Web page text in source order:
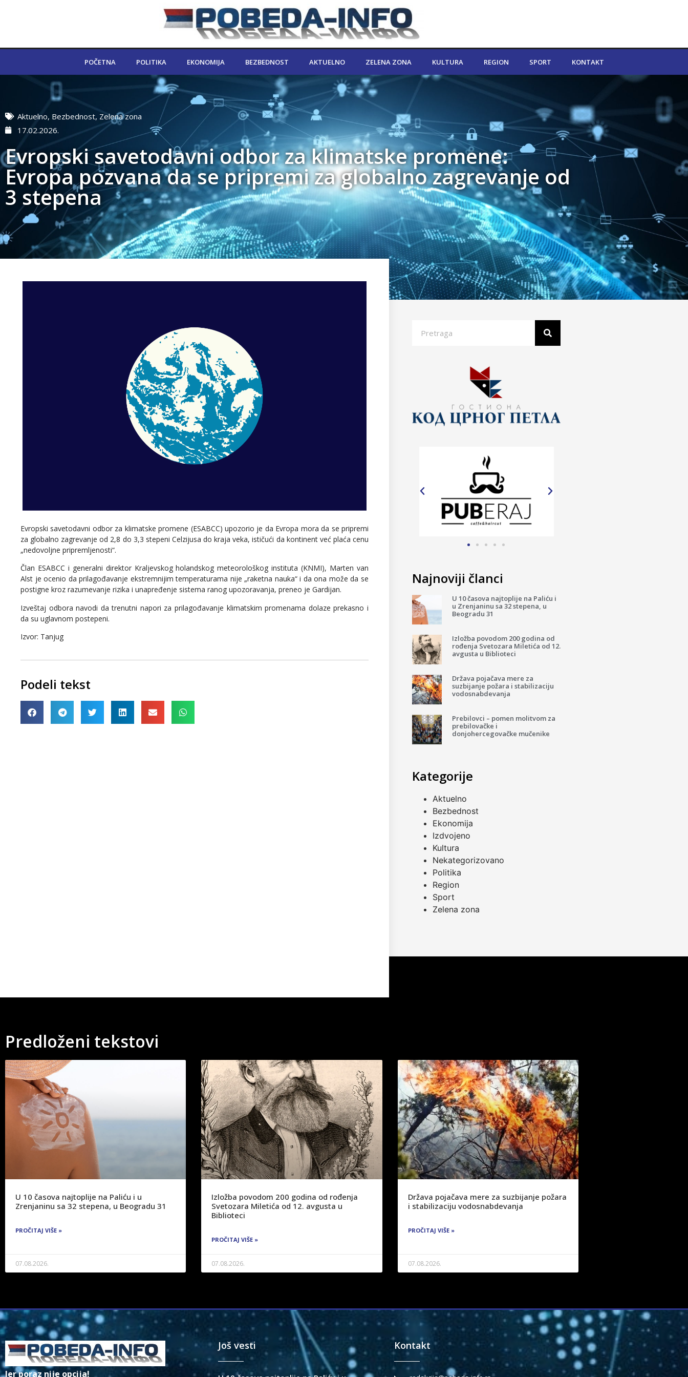
POČETNA POLITIKA EKONOMIJA BEZBEDNOST AKTUELNO ZELENA ZONA KULTURA REGION SPORT KONTAKT
Aktuelno, Bezbednost, Zelena zona
17.02.2026.
Evropski savetodavni odbor za klimatske promene:
Evropa pozvana da se pripremi za globalno zagrevanje od
3 stepena
Evropski savetodavni odbor za klimatske promene (ESABCC) upozorio je da Evropa mora da se pripremi
za globalno zagrevanje od 2,8 do 3,3 stepeni Celzijusa do kraja veka, ističući da kontinent već plaća cenu
„nedovoljne pripremljenosti“.
Član ESABCC i generalni direktor Kraljevskog holandskog meteorološkog instituta (KNMI), Marten van
Alst je ocenio da prilagođavanje ekstremnijim temperaturama nije „raketna nauka“ i da ona može da se
postigne kroz razumevanje rizika i unapređenje sistema ranog upozoravanja, preneo je Gardijan.
Izveštaj odbora navodi da trenutni napori za prilagođavanje klimatskim promenama dolaze prekasno i
da su uglavnom postepeni.
Izvor: Tanjug
Podeli tekst
Najnoviji članci
U 10 časova najtoplije na Paliću i
u Zrenjaninu sa 32 stepena, u
Beogradu 31
Izložba povodom 200 godina od
rođenja Svetozara Miletića od 12.
avgusta u Biblioteci
Država pojačava mere za
suzbijanje požara i stabilizaciju
vodosnabdevanja
Prebilovci – pomen molitvom za
prebilovačke i
donjohercegovačke mučenike
Kategorije
Aktuelno
Bezbednost
Ekonomija
Izdvojeno
Kultura
Nekategorizovano
Politika
Region
Sport
Zelena zona
Predloženi tekstovi
U 10 časova najtoplije na Paliću i u
Zrenjaninu sa 32 stepena, u Beogradu 31
PROČITAJ VIŠE »
07.08.2026.
Izložba povodom 200 godina od rođenja
Svetozara Miletića od 12. avgusta u
Biblioteci
PROČITAJ VIŠE »
07.08.2026.
Država pojačava mere za suzbijanje požara
i stabilizaciju vodosnabdevanja
PROČITAJ VIŠE »
07.08.2026.
Jer poraz nije opcija!
Još vesti Kontakt